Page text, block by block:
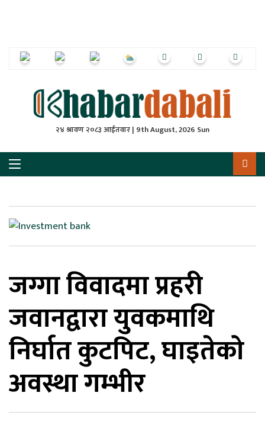
२४ श्रावण २०८३ आईतवार | 9th August, 2026 Sun
जग्गा विवादमा प्रहरी
जवानद्वारा युवकमाथि
निर्घात कुटपिट, घाइतेको
अवस्था गम्भीर